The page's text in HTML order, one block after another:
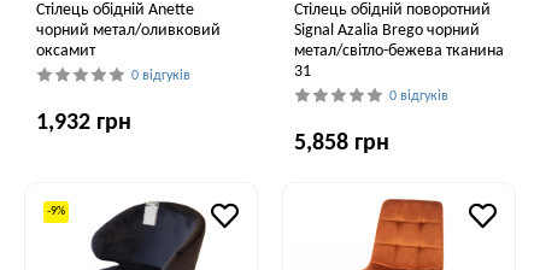
Стілець обідній Anette
чорний метал/оливковий
оксамит
0 відгуків
1,932 грн
Стілець обідній поворотний
Signal Azalia Brego чорний
метал/світло-бежева тканина
31
0 відгуків
5,858 грн
-9%